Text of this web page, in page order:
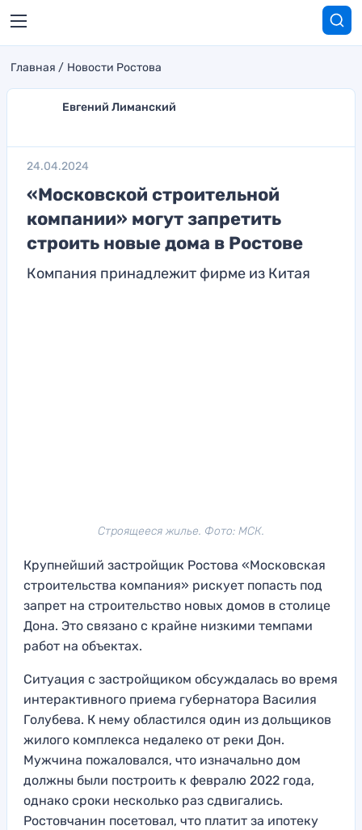
Главная Новости Ростова
Евгений Лиманский
24.04.2024
«Московской строительной
компании» могут запретить
строить новые дома в Ростове
Компания принадлежит фирме из Китая
Строящееся жилье. Фото: МСК.
Крупнейший застройщик Ростова «Московская
строительства компания» рискует попасть под
запрет на строительство новых домов в столице
Дона. Это связано с крайне низкими темпами
работ на объектах.
Ситуация с застройщиком обсуждалась во время
интерактивного приема губернатора Василия
Голубева. К нему областился один из дольщиков
жилого комплекса недалеко от реки Дон.
Мужчина пожаловался, что изначально дом
должны были построить к февралю 2022 года,
однако сроки несколько раз сдвигались.
Ростовчанин посетовал, что платит за ипотеку